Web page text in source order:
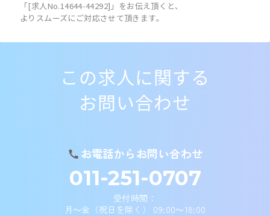
「[求人No.14644-44292]」をお伝え頂くと、
よりスムーズにご対応させて頂きます。
この求人に関する
お問い合わせ
お電話からお問い合わせ
011-251-0707
受付時間：
月～金（祝日を除く） 09:00～18:00